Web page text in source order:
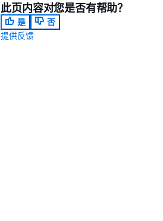
此页内容对您是否有帮助？
是
否
提供反馈